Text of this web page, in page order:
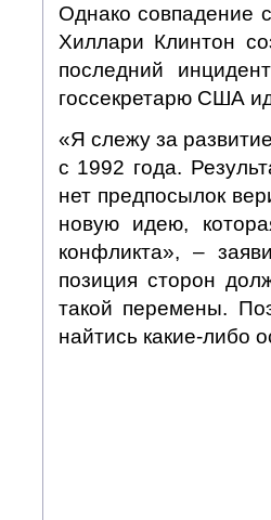
Однако совпадение
Хиллари Клинтон
последний
госсекретарю США
«Я слежу за
с 1992 года.
нет предпосылок
новую идею,
конфликта», –
позиция сторон
такой перемены.
найтись какие-либо